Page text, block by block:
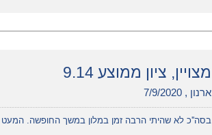
מצויין, ציון ממוצע 9.14
ארנון , 7/9/2020
בסה''כ לא שהיתי הרבה זמן במלון במשך החופשה. המעט